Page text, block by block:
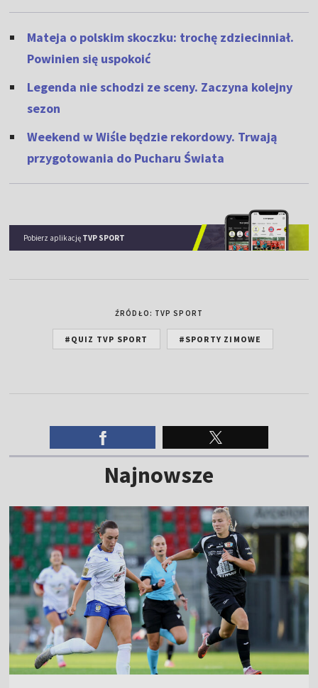
Mateja o polskim skoczku: trochę zdziecinniał.
Powinien się uspokoić
Legenda nie schodzi ze sceny. Zaczyna kolejny
sezon
Weekend w Wiśle będzie rekordowy. Trwają
przygotowania do Pucharu Świata
Pobierz aplikację TVP SPORT
ŹRÓDŁO: TVP SPORT
#QUIZ TVP SPORT #SPORTY ZIMOWE
Najnowsze